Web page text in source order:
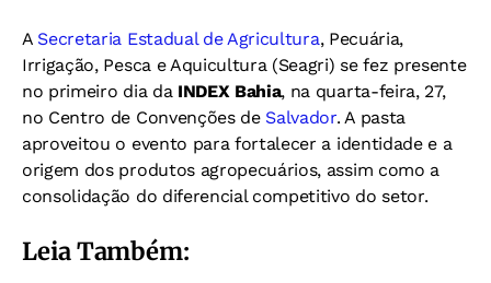
A Secretaria Estadual de Agricultura, Pecuária,
Irrigação, Pesca e Aquicultura (Seagri) se fez presente
no primeiro dia da INDEX Bahia, na quarta-feira, 27,
no Centro de Convenções de Salvador. A pasta
aproveitou o evento para fortalecer a identidade e a
origem dos produtos agropecuários, assim como a
consolidação do diferencial competitivo do setor.
Leia Também: